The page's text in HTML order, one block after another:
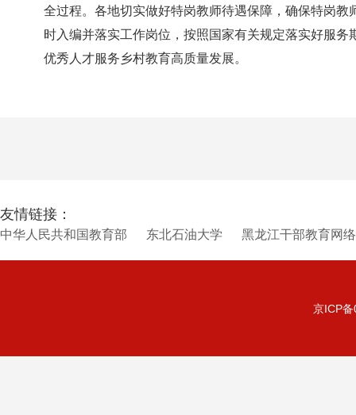
全过程。各地切实做好特岗教师待遇保障，确保特岗
时入编并落实工作岗位，按照国家有关规定落实好服
优秀人才服务乡村教育高质量发展。
友情链接：
中华人民共和国教育部 东北石油大学 黑龙江干部教育网
京ICP